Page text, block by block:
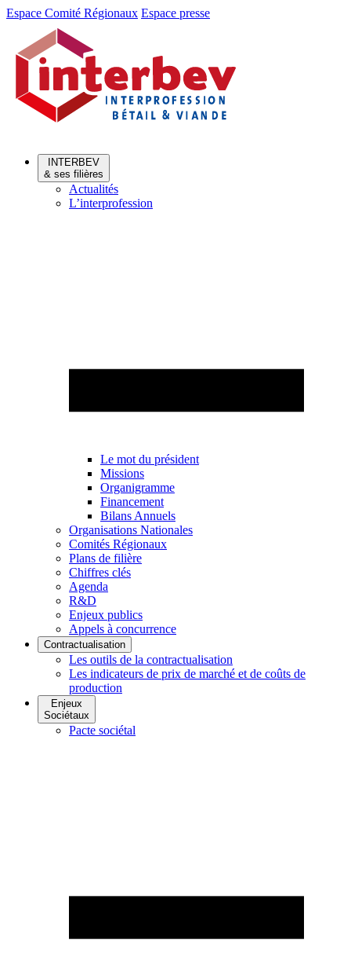
Aller
Aller
contenu
Espace Comité Régionaux Espace presse
INTERBEV
& ses filières
Actualités
L’interprofession
Le mot du président
Missions
Organigramme
Financement
Bilans Annuels
Organisations Nationales
Comités Régionaux
Plans de filière
Chiffres clés
Agenda
R&D
Enjeux publics
Appels à concurrence
Contractualisation
Les outils de la contractualisation
Les indicateurs de prix de marché et de coûts de
production
Enjeux
Sociétaux
Pacte sociétal